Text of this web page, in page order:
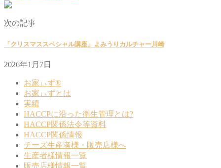
次の記事
「クリスマススペシャル講座」よみうりカルチャー川崎
2026年1月7日
お家ぃず®
お家ぃずとは
実績
HACCPに沿った衛生管理とは?
HACCP関係法令等資料
HACCP関係情報
チーズ生産者様・販売店様へ
生産者様情報一覧
販売店様情報一覧